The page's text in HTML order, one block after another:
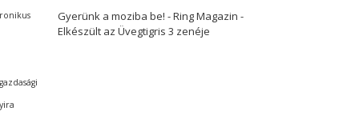
Gyerünk a moziba be! - Ring Magazin -
Elkészült az Üvegtigris 3 zenéje